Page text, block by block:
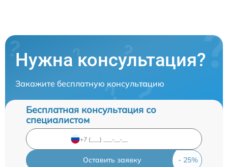
Нужна консультация?
Закажите бесплатную консультацию
Бесплатная консультация со
специалистом
Оставить заявку